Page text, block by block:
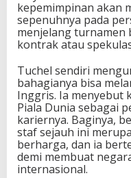
kepemimpinan akan
sepenuhnya pada
menjelang turnamen
kontrak atau
Tuchel sendiri
bahagianya bisa
Inggris. Ia menyebut
Piala Dunia sebagai
kariernya. Baginya,
staf sejauh ini
berharga, dan ia
demi membuat
internasional.